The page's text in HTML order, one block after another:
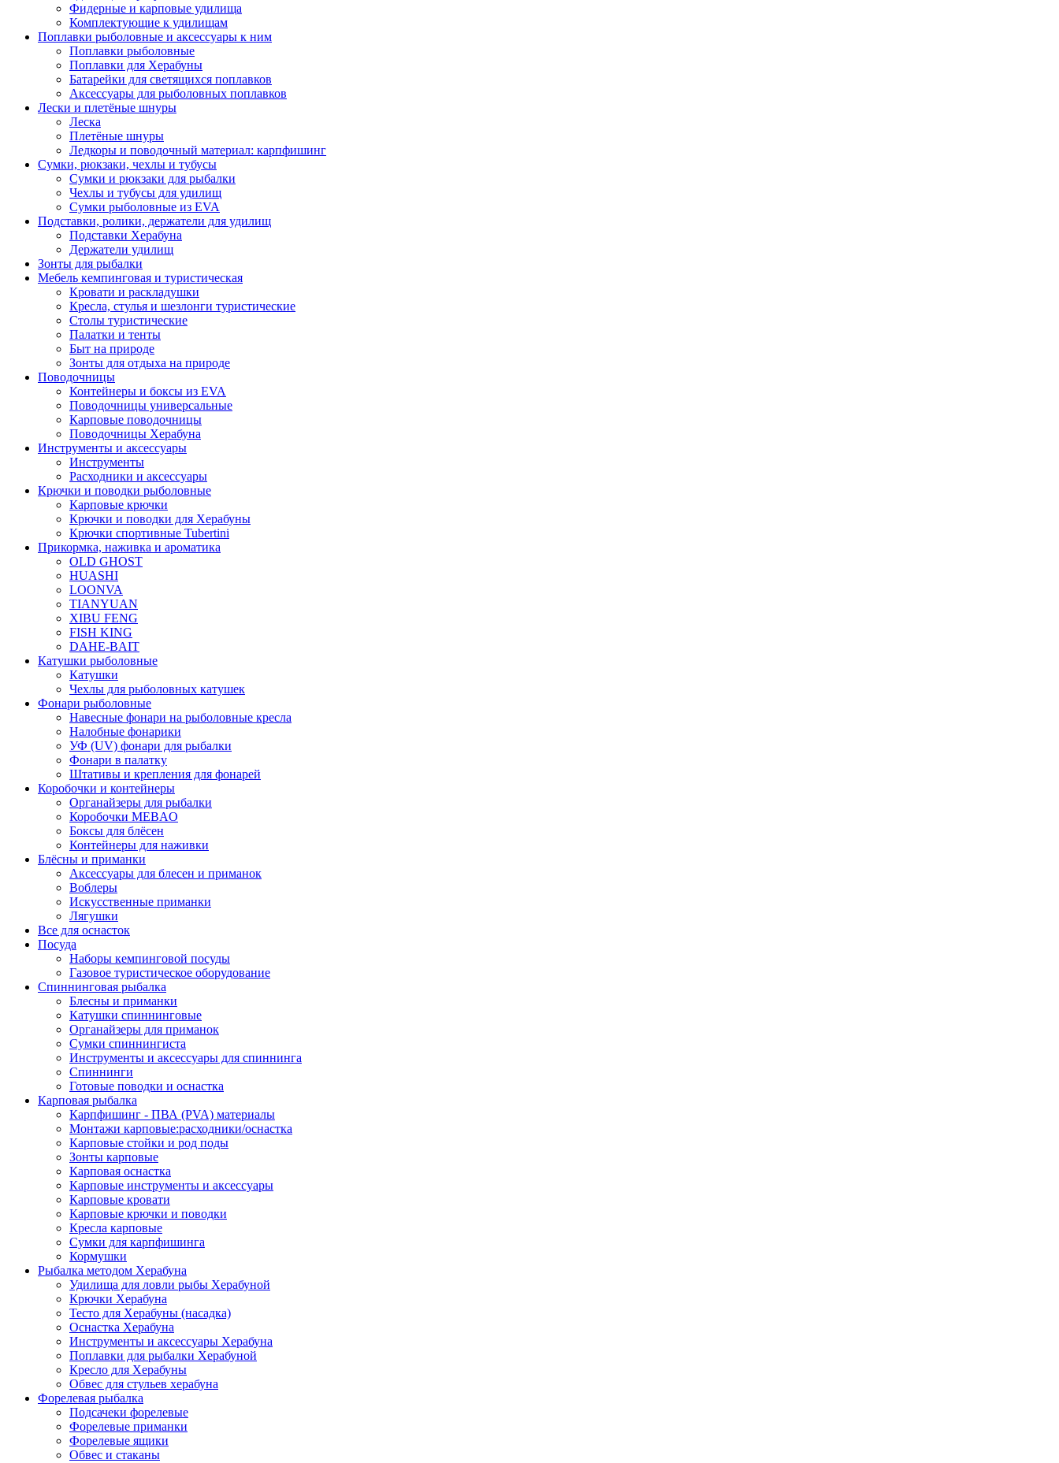
Фидерные и карповые удилища
Комплектующие к удилищам
Поплавки рыболовные и аксессуары к ним
Поплавки рыболовные
Поплавки для Херабуны
Батарейки для светящихся поплавков
Аксессуары для рыболовных поплавков
Лески и плетёные шнуры
Леска
Плетёные шнуры
Ледкоры и поводочный материал: карпфишинг
Сумки, рюкзаки, чехлы и тубусы
Сумки и рюкзаки для рыбалки
Чехлы и тубусы для удилищ
Сумки рыболовные из EVA
Подставки, ролики, держатели для удилищ
Подставки Херабуна
Держатели удилищ
Зонты для рыбалки
Мебель кемпинговая и туристическая
Кровати и раскладушки
Кресла, стулья и шезлонги туристические
Столы туристические
Палатки и тенты
Быт на природе
Зонты для отдыха на природе
Поводочницы
Контейнеры и боксы из EVA
Поводочницы универсальные
Карповые поводочницы
Поводочницы Херабуна
Инструменты и аксессуары
Инструменты
Расходники и аксессуары
Крючки и поводки рыболовные
Карповые крючки
Крючки и поводки для Херабуны
Крючки спортивные Tubertini
Прикормка, наживка и ароматика
OLD GHOST
HUASHI
LOONVA
TIANYUAN
XIBU FENG
FISH KING
DAHE-BAIT
Катушки рыболовные
Катушки
Чехлы для рыболовных катушек
Фонари рыболовные
Навесные фонари на рыболовные кресла
Налобные фонарики
УФ (UV) фонари для рыбалки
Фонари в палатку
Штативы и крепления для фонарей
Коробочки и контейнеры
Органайзеры для рыбалки
Коробочки MEBAO
Боксы для блёсен
Контейнеры для наживки
Блёсны и приманки
Аксессуары для блесен и приманок
Воблеры
Искусственные приманки
Лягушки
Все для оснасток
Посуда
Наборы кемпинговой посуды
Газовое туристическое оборудование
Спиннинговая рыбалка
Блесны и приманки
Катушки спиннинговые
Органайзеры для приманок
Сумки спиннингиста
Инструменты и аксессуары для спиннинга
Спиннинги
Готовые поводки и оснастка
Карповая рыбалка
Карпфишинг - ПВА (PVA) материалы
Монтажи карповые:расходники/оснастка
Карповые стойки и род поды
Зонты карповые
Карповая оснастка
Карповые инструменты и аксессуары
Карповые кровати
Карповые крючки и поводки
Кресла карповые
Сумки для карпфишинга
Кормушки
Рыбалка методом Херабуна
Удилища для ловли рыбы Херабуной
Крючки Херабуна
Тесто для Херабуны (насадка)
Оснастка Херабуна
Инструменты и аксессуары Херабуна
Поплавки для рыбалки Херабуной
Кресло для Херабуны
Обвес для стульев херабуна
Форелевая рыбалка
Подсачеки форелевые
Форелевые приманки
Форелевые ящики
Обвес и стаканы